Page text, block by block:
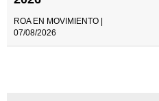
ROA EN MOVIMIENTO |
07/08/2026